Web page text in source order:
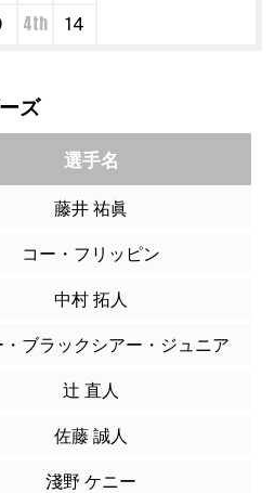
4th 14
ズ
選手名
藤井 祐眞
コー・フリッピン
中村 拓人
ブラックシアー・ジュニア
辻 直人
佐藤 誠人
淺野 ケニー